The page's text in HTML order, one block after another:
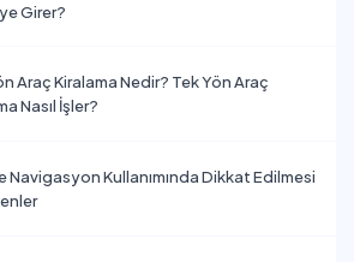
Girer?
Araç Kiralama Nedir? Tek Yön Araç
Nasıl İşler?
Navigasyon Kullanımında Dikkat Edilmesi